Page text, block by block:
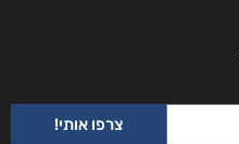
צרפו אותי!